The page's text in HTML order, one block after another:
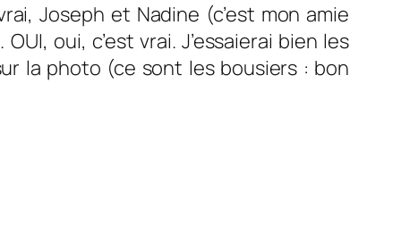
Joseph et Nadine (c’est mon amie
oui, c’est vrai. J’essaierai bien les
la photo (ce sont les bousiers : bon